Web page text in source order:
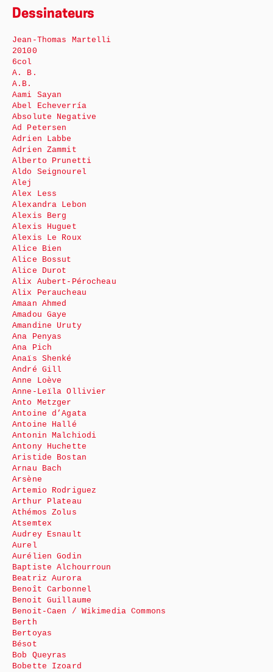
Dessinateurs
Jean-Thomas Martelli
20100
6col
A. B.
A.B.
Aami Sayan
Abel Echeverría
Absolute Negative
Ad Petersen
Adrien Labbe
Adrien Zammit
Alberto Prunetti
Aldo Seignourel
Alej
Alex Less
Alexandra Lebon
Alexis Berg
Alexis Huguet
Alexis Le Roux
Alice Bien
Alice Bossut
Alice Durot
Alix Aubert-Pérocheau
Alix Peraucheau
Amaan Ahmed
Amadou Gaye
Amandine Uruty
Ana Penyas
Ana Pich
Anaïs Shenké
André Gill
Anne Loève
Anne-Leïla Ollivier
Anto Metzger
Antoine d’Agata
Antoine Hallé
Antonin Malchiodi
Antony Huchette
Aristide Bostan
Arnau Bach
Arsène
Artemio Rodriguez
Arthur Plateau
Athémos Zolus
Atsemtex
Audrey Esnault
Aurel
Aurélien Godin
Baptiste Alchourroun
Beatriz Aurora
Benoît Carbonnel
Benoit Guillaume
Benoit-Caen / Wikimedia Commons
Berth
Bertoyas
Bésot
Bob Queyras
Bobette Izoard